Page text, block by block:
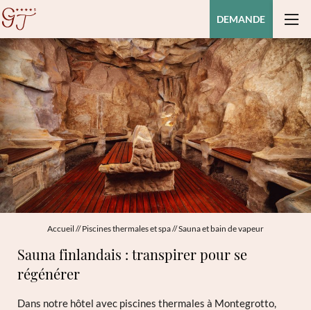
DEMANDE
Accueil //Piscines thermales et spa//Sauna et bain de vapeur
Sauna finlandais : transpirer pour se
régénérer
Dans notre hôtel avec piscines thermales à Montegrotto,